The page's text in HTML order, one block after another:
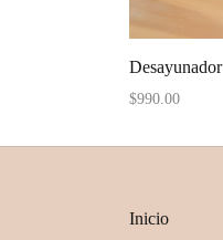
Desayunador
$990.00
Inicio